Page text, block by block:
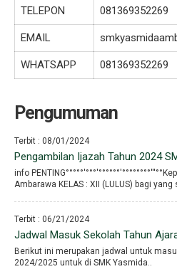
TELEPON 081369352269
EMAIL
WHATSAPP 081369352269
Pengumuman
Terbit : 08/01/2024
Pengambilan Ijazah Tahun 2024
info
Ambarawa KELAS : XII (LULUS) bagi yang
Terbit : 06/21/2024
Jadwal Masuk Sekolah Tahun
Berikut ini merupakan jadwal untuk
2024/2025 untuk di SMK Yasmida..